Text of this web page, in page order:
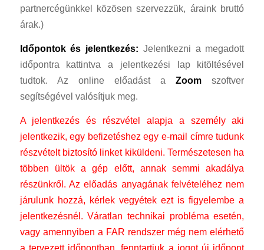
partnercégünkkel közösen szervezzük, áraink bruttó
árak.)
Időpontok és jelentkezés: Jelentkezni a megadott
időpontra kattintva a jelentkezési lap kitöltésével
tudtok. Az online előadást aZoom szoftver
segítségével valósítjuk meg.
A jelentkezés és részvétel alapja a személy aki
jelentkezik, egy befizetéshez egy e-mail címre tudunk
részvételt biztosító linket kiküldeni. Természetesen ha
többen ültök a gép előtt, annak semmi akadálya
részünkről. Az előadás anyagának felvételéhez nem
járulunk hozzá, kérlek vegyétek ezt is figyelembe a
jelentkezésnél. Váratlan technikai probléma esetén,
vagy amennyiben a FAR rendszer még nem elérhető
a tervezett időpontban, fenntartjuk a jogot új időpont